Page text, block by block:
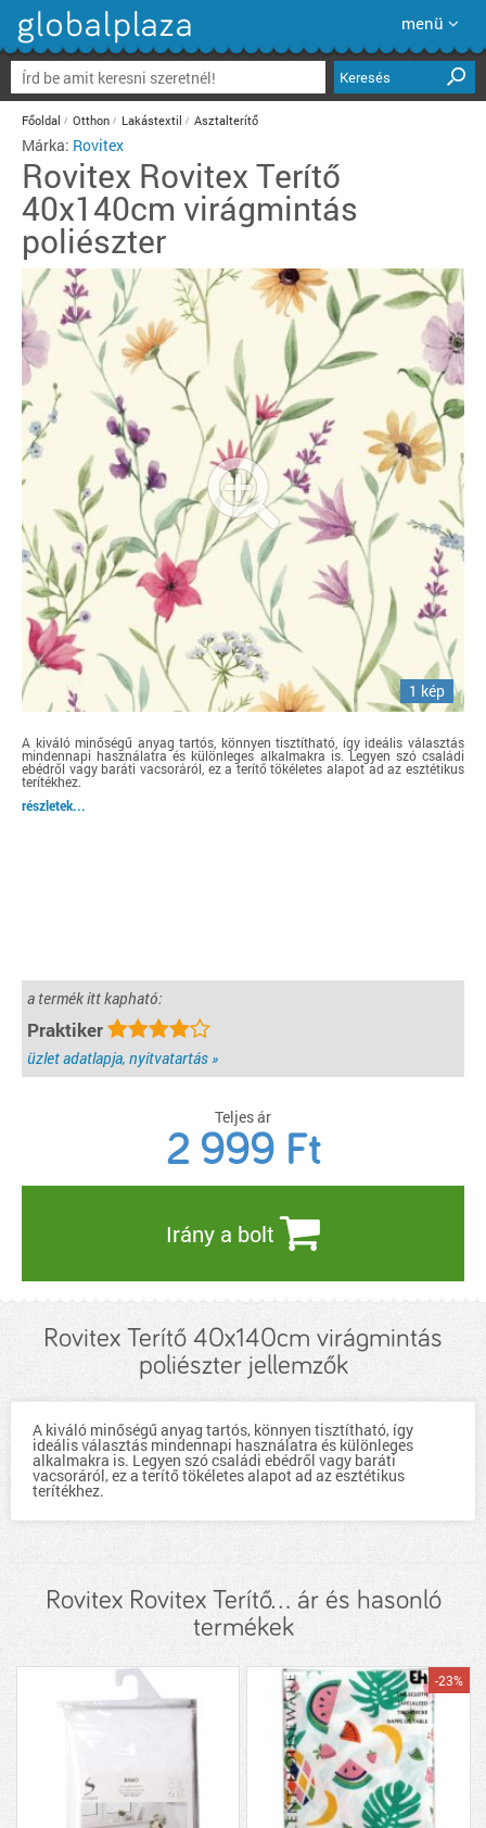
menü
Keresés
Főoldal Otthon Lakástextil Asztalterítő
Márka: Rovitex
Rovitex Rovitex Terítő
40x140cm virágmintás
poliészter
1 kép
A kiváló minőségű anyag tartós, könnyen tisztítható, így ideális választás
mindennapi használatra és különleges alkalmakra is. Legyen szó családi
ebédről vagy baráti vacsoráról, ez a terítő tökéletes alapot ad az esztétikus
terítékhez.
részletek...
a termék itt kapható:
Praktiker
üzlet adatlapja, nyitvatartás »
Teljes ár
2 999 Ft
Irány a bolt
Rovitex Terítő 40x140cm virágmintás
poliészter jellemzők
A kiváló minőségű anyag tartós, könnyen tisztítható, így
ideális választás mindennapi használatra és különleges
alkalmakra is. Legyen szó családi ebédről vagy baráti
vacsoráról, ez a terítő tökéletes alapot ad az esztétikus
terítékhez.
Rovitex Rovitex Terítő... ár és hasonló
termékek
-23%